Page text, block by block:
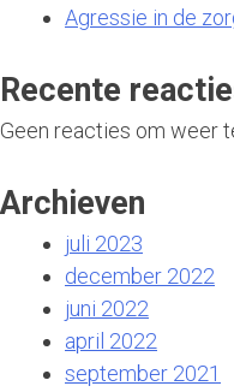
Agressie in de
Recente
Geen reacties om weer
Archieven
juli 2023
december 2022
juni 2022
april 2022
september 2021